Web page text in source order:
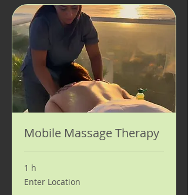
Mobile Massage Therapy
1 h
Enter
Location
Enter Location